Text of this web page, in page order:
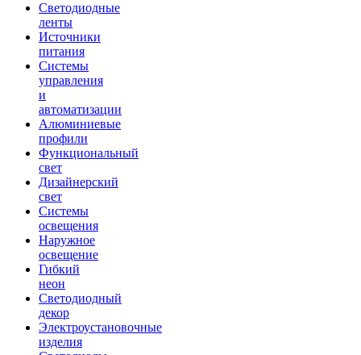
Светодиодные
ленты
Источники
питания
Системы
управления
и
автоматизации
Алюминиевые
профили
Функциональный
свет
Дизайнерский
свет
Системы
освещения
Наружное
освещение
Гибкий
неон
Светодиодный
декор
Электроустановочные
изделия